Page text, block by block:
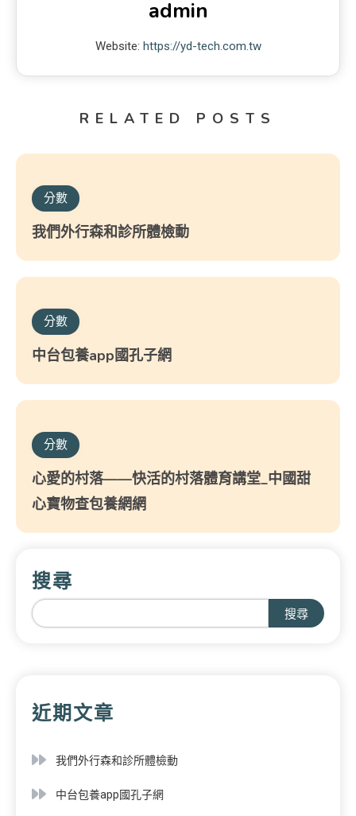
admin
Website: https://yd-tech.com.tw
RELATED POSTS
分數
我們外行森和診所體檢動
分數
中台包養app國孔子網
分數
心愛的村落——快活的村落體育講堂_中國甜
心寶物查包養網網
搜尋
搜尋
近期文章
我們外行森和診所體檢動
中台包養app國孔子網